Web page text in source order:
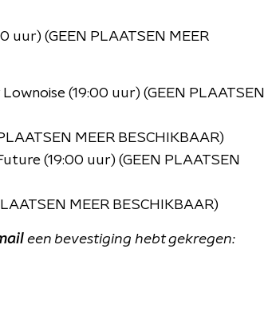
uur) (GEEN PLAATSEN MEER
(19:00 uur) (GEEN PLAATSEN
MEER BESCHIKBAAR)
(19:00 uur) (GEEN PLAATSEN
MEER BESCHIKBAAR)
een bevestiging hebt gekregen: